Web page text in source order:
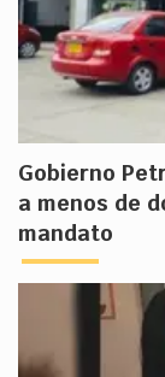
Gobierno
a menos de
mandato